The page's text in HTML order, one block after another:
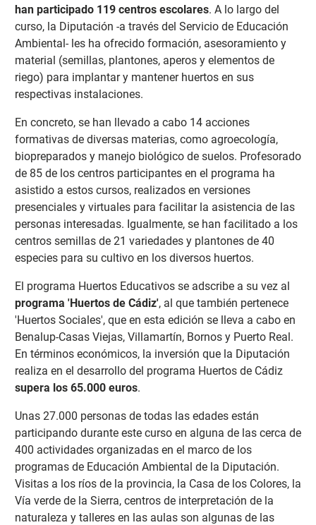
han participado 119 centros escolares. A lo largo del
curso, la Diputación -a través del Servicio de Educación
Ambiental- les ha ofrecido formación, asesoramiento y
material (semillas, plantones, aperos y elementos de
riego) para implantar y mantener huertos en sus
respectivas instalaciones.
En concreto, se han llevado a cabo 14 acciones
formativas de diversas materias, como agroecología,
biopreparados y manejo biológico de suelos. Profesorado
de 85 de los centros participantes en el programa ha
asistido a estos cursos, realizados en versiones
presenciales y virtuales para facilitar la asistencia de las
personas interesadas. Igualmente, se han facilitado a los
centros semillas de 21 variedades y plantones de 40
especies para su cultivo en los diversos huertos.
El programa Huertos Educativos se adscribe a su vez al
programa 'Huertos de Cádiz', al que también pertenece
'Huertos Sociales', que en esta edición se lleva a cabo en
Benalup-Casas Viejas, Villamartín, Bornos y Puerto Real.
En términos económicos, la inversión que la Diputación
realiza en el desarrollo del programa Huertos de Cádiz
supera los 65.000 euros.
Unas 27.000 personas de todas las edades están
participando durante este curso en alguna de las cerca de
400 actividades organizadas en el marco de los
programas de Educación Ambiental de la Diputación.
Visitas a los ríos de la provincia, la Casa de los Colores, la
Vía verde de la Sierra, centros de interpretación de la
naturaleza y talleres en las aulas son algunas de las